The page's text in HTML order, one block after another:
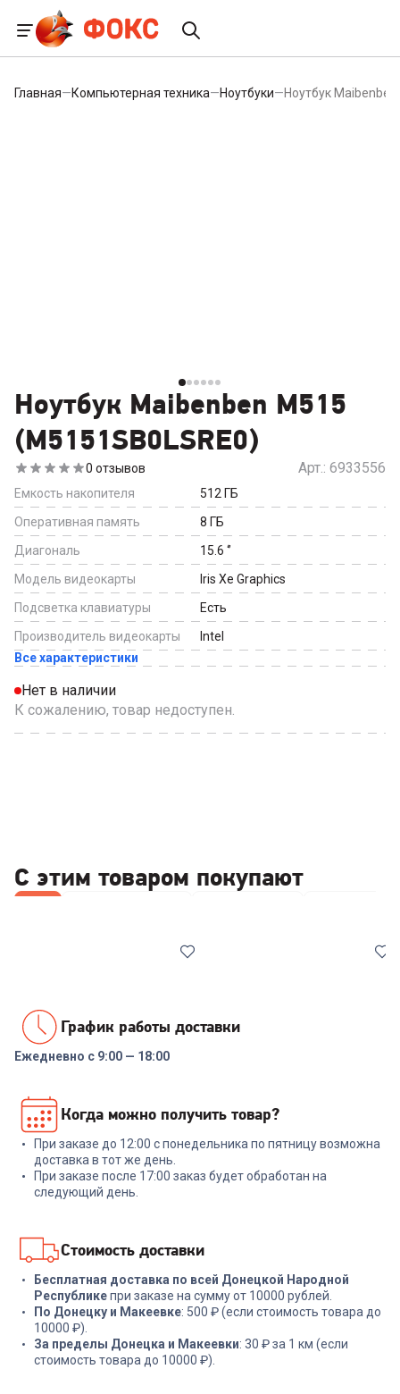
Главная—Компьютерная техника—Ноутбуки—Ноутбук
Ноутбук Maibenben M515
(M5151SB0LSRE0)
0 отзывов Арт.: 6933556
Емкость накопителя 512 ГБ
Оперативная память
8 ГБ
Диагональ
15.6 ‘’
Модель видеокарты
Iris Xe Graphics
Подсветка клавиатуры
Есть
Производитель видеокарты
Intel
Все характеристики
Нет в наличии
К сожалению, товар недоступен.
С этим товаром покупают
МФУ лазерное PANTUM
M6500W
15 989₽
+68 бонусов
2 299₽
График работы доставки
Ежедневно с 9:00 — 18:00
Когда можно получить товар?
При заказе до 12:00 с понедельника по пятницу возможна
доставка в тот же день.
При заказе после 17:00 заказ будет обработан на
следующий день.
Стоимость доставки
Бесплатная доставка по всей Донецкой Народной
Республикепри заказе на сумму от 10000 рублей.
По Донецку и Макеевке: 500 ₽ (если стоимость товара до
10000 ₽).
За пределы Донецка и Макеевки: 30 ₽ за 1 км (если
стоимость товара до 10000 ₽).